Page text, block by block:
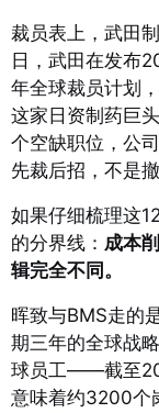
裁员表上，武田
日，武田在发布
年全球裁员计划
这家日资制药巨
个空缺职位，公
先裁后招，不是
如果仔细梳理这
的分界线： 成本
辑完全不同。
晖致与BMS走的
期三年的全球战
球员工——截至
意味着约3200个